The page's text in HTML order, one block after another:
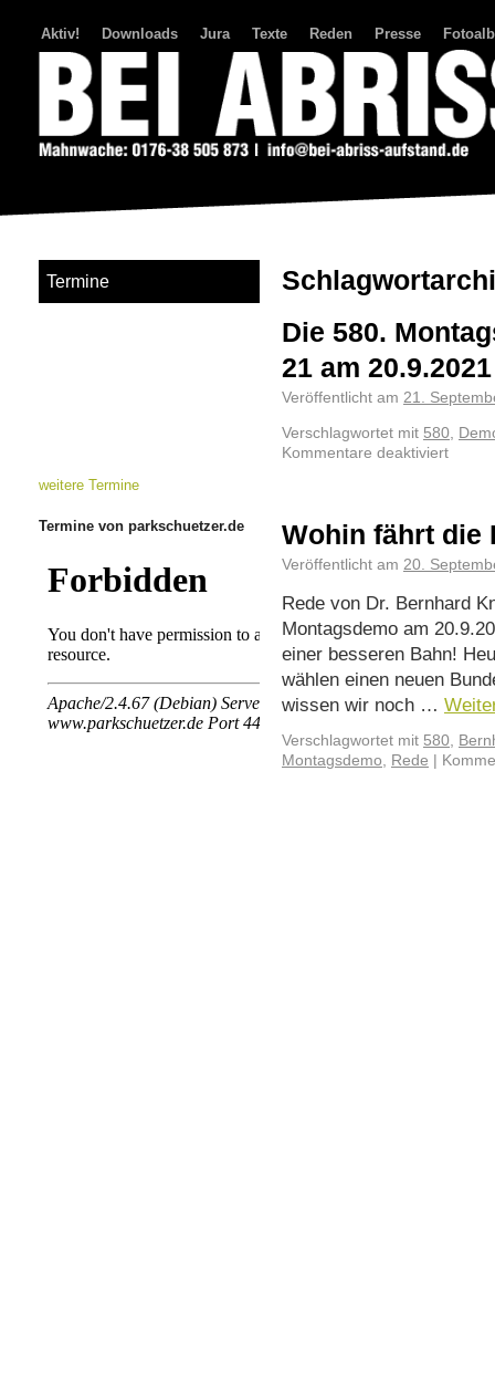
Aktiv! Downloads Jura Texte Reden Presse
Die 580.
21 am 20.9.2021
Veröffentlicht am 21.
Verschlagwortet mit 580,
Kommentare deaktiviert
Wohin fährt die
Veröffentlicht am 20.
Rede von Dr. Bernhard
Montagsdemo am
einer besseren Bahn!
wählen einen neuen
wissen wir noch …
Verschlagwortet mit 580,
Montagsdemo, Rede
Termine
weitere Termine
Termine von parkschuetzer.de